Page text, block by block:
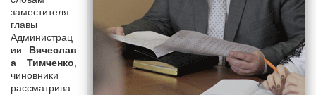
заместителя
главы
Администрац
ии Вячеслав
а Тимченко
чиновники
рассматрива